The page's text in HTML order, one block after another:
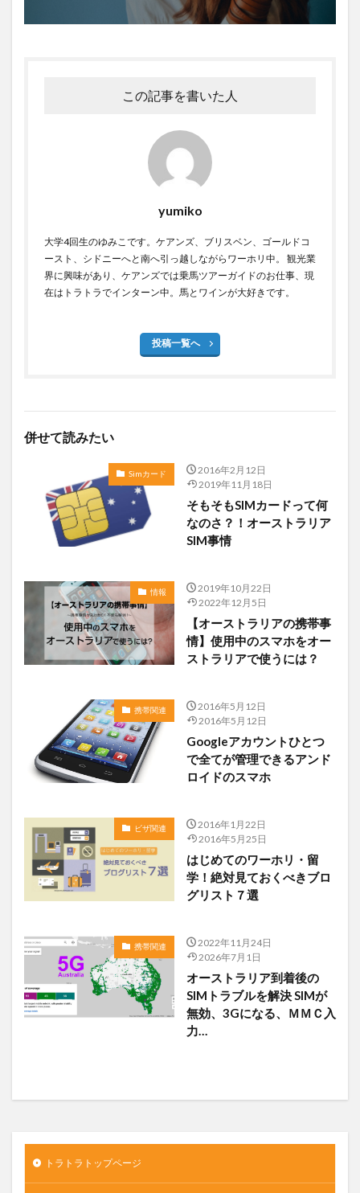
この記事を書いた人
yumiko
大学4回生のゆみこです。ケアンズ、ブリスベン、ゴールドコ
ースト、シドニーへと南へ引っ越しながらワーホリ中。 観光業
界に興味があり、ケアンズでは乗馬ツアーガイドのお仕事、現
在はトラトラでインターン中。馬とワインが大好きです。
投稿一覧へ
併せて読みたい
Simカード
2016年2月12日
2019年11月18日
そもそもSIMカードって何
なのさ？！オーストラリア
SIM事情
情報
2019年10月22日
2022年12月5日
【オーストラリアの携帯事
情】使用中のスマホをオー
ストラリアで使うには？
携帯関連
2016年5月12日
2016年5月12日
Googleアカウントひとつ
で全てが管理できるアンド
ロイドのスマホ
ビザ関連
2016年1月22日
2016年5月25日
はじめてのワーホリ・留
学！絶対見ておくべきブロ
グリスト７選
携帯関連
2022年11月24日
2026年7月1日
オーストラリア到着後の
SIMトラブルを解決 SIMが
無効、3Gになる、ＭＭＣ入
力…
トラトラトップページ